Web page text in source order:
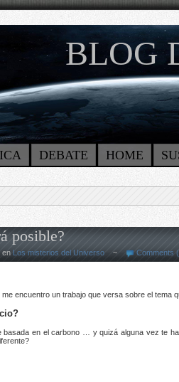
BLOG
DEBATE HOME
posible?
en Los misterios del Universo ~ Comments
, me encuentro un trabajo que versa sobre el tema
basada en el carbono … y quizá alguna vez te